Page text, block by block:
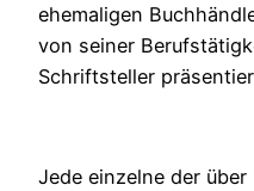
ehemaligen
von seiner
Schriftsteller
Jede einzelne der